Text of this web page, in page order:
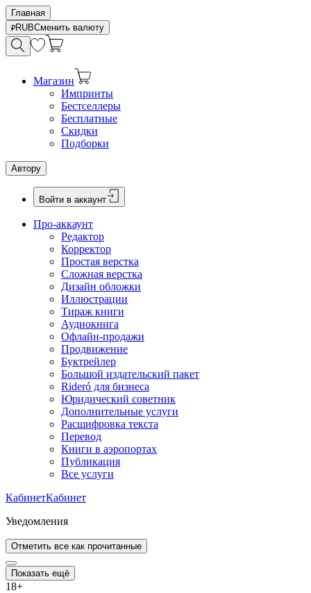
Главная
RUBСменить валюту
Магазин
Импринты
Бестселлеры
Бесплатные
Скидки
Подборки
Автору
Войти в аккаунт
Про-аккаунт
Редактор
Корректор
Простая верстка
Сложная верстка
Дизайн обложки
Иллюстрации
Тираж книги
Аудиокнига
Офлайн-продажи
Продвижение
Буктрейлер
Большой издательский пакет
Rideró для бизнеса
Юридический советник
Дополнительные услуги
Расшифровка текста
Перевод
Книги в аэропортах
Публикация
Все услуги
КабинетКабинет
Уведомления
Отметить все как прочитанные
Показать ещё
18+